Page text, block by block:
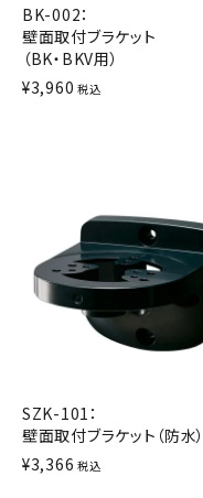
BK-002：
壁面取付ブラケット
（BK・BKV用）
¥3,960 税込
SZK-101：
壁面取付ブラケット（防水）
¥3,366 税込